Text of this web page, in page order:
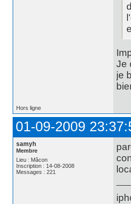
Je
je
Hors ligne
01-09-2009
samyh
Membre
Lieu : Mâcon
Inscription : 14-08-2008
Messages : 221